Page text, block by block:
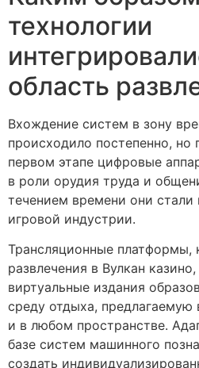
технологии
область
Вхождение систем в зону
происходило постепенно, но
первом этапе цифровые
в роли орудия труда и
течением времени они
игровой индустрии.
Трансляционные платформы,
развлечения в Вулкан
виртуальные издания
среду отдыха, предлагаемую
и в любом пространстве.
базе систем машинного
создать